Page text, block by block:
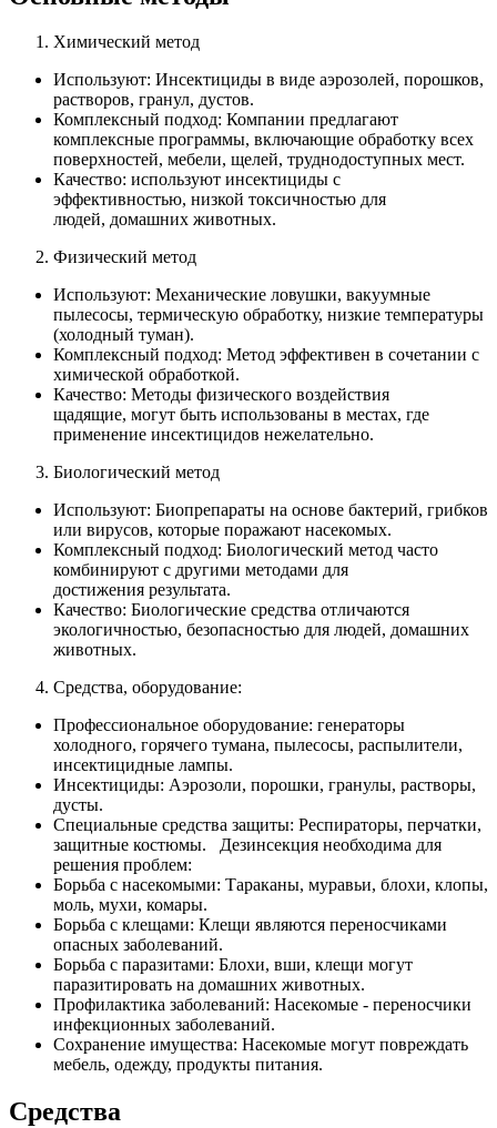
Химический метод
Используют: Инсектициды в виде аэрозолей, порошков,
растворов, гранул, дустов.
Комплексный подход: Компании предлагают
комплексные программы, включающие обработку всех
поверхностей, мебели, щелей, труднодоступных мест.
Качество: используют инсектициды с
эффективностью, низкой токсичностью для
людей, домашних животных.
Физический метод
Используют: Механические ловушки, вакуумные
пылесосы, термическую обработку, низкие температуры
(холодный туман).
Комплексный подход: Метод эффективен в сочетании с
химической обработкой.
Качество: Методы физического воздействия
щадящие, могут быть использованы в местах, где
применение инсектицидов нежелательно.
Биологический метод
Используют: Биопрепараты на основе бактерий, грибков
или вирусов, которые поражают насекомых.
Комплексный подход: Биологический метод часто
комбинируют с другими методами для
достижения результата.
Качество: Биологические средства отличаются
экологичностью, безопасностью для людей, домашних
животных.
Средства, оборудование:
Профессиональное оборудование: генераторы
холодного, горячего тумана, пылесосы, распылители,
инсектицидные лампы.
Инсектициды: Аэрозоли, порошки, гранулы, растворы,
дусты.
Специальные средства защиты: Респираторы, перчатки,
защитные костюмы. Дезинсекция необходима для
решения проблем:
Борьба с насекомыми: Тараканы, муравьи, блохи, клопы,
моль, мухи, комары.
Борьба с клещами: Клещи являются переносчиками
опасных заболеваний.
Борьба с паразитами: Блохи, вши, клещи могут
паразитировать на домашних животных.
Профилактика заболеваний: Насекомые - переносчики
инфекционных заболеваний.
Сохранение имущества: Насекомые могут повреждать
мебель, одежду, продукты питания.
Средства